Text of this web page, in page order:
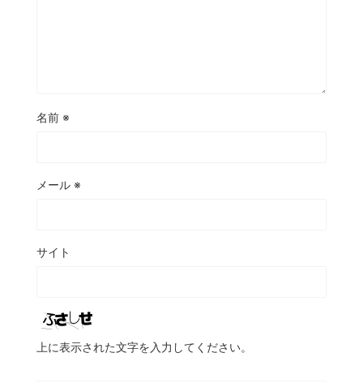
名前 ※
メール ※
サイト
上に表示された文字を入力してください。